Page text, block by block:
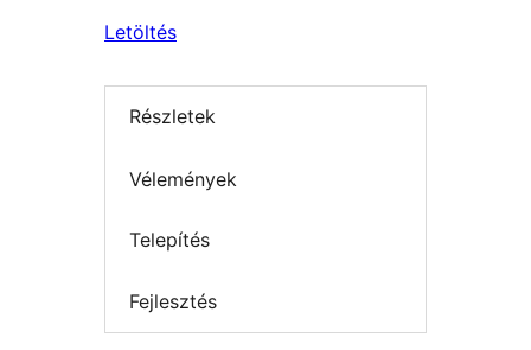
Letöltés
Részletek
Vélemények
Telepítés
Fejlesztés